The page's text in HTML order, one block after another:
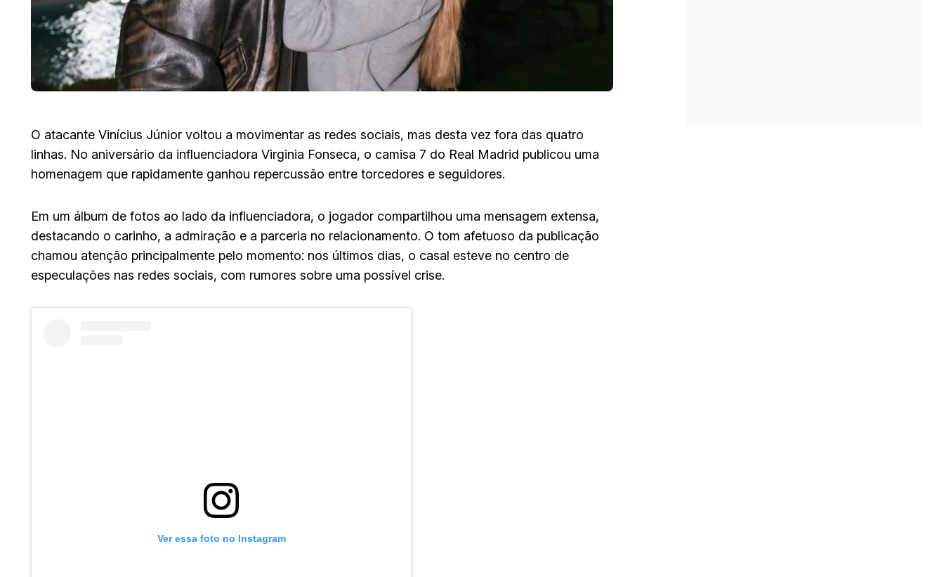
O atacante Vinícius Júnior voltou a movimentar as redes sociais, mas desta vez fora das quatro
linhas. No aniversário da influenciadora Virginia Fonseca, o camisa 7 do Real Madrid publicou uma
homenagem que rapidamente ganhou repercussão entre torcedores e seguidores.
Em um álbum de fotos ao lado da influenciadora, o jogador compartilhou uma mensagem extensa,
destacando o carinho, a admiração e a parceria no relacionamento. O tom afetuoso da publicação
chamou atenção principalmente pelo momento: nos últimos dias, o casal esteve no centro de
especulações nas redes sociais, com rumores sobre uma possível crise.
Ver essa foto no Instagram